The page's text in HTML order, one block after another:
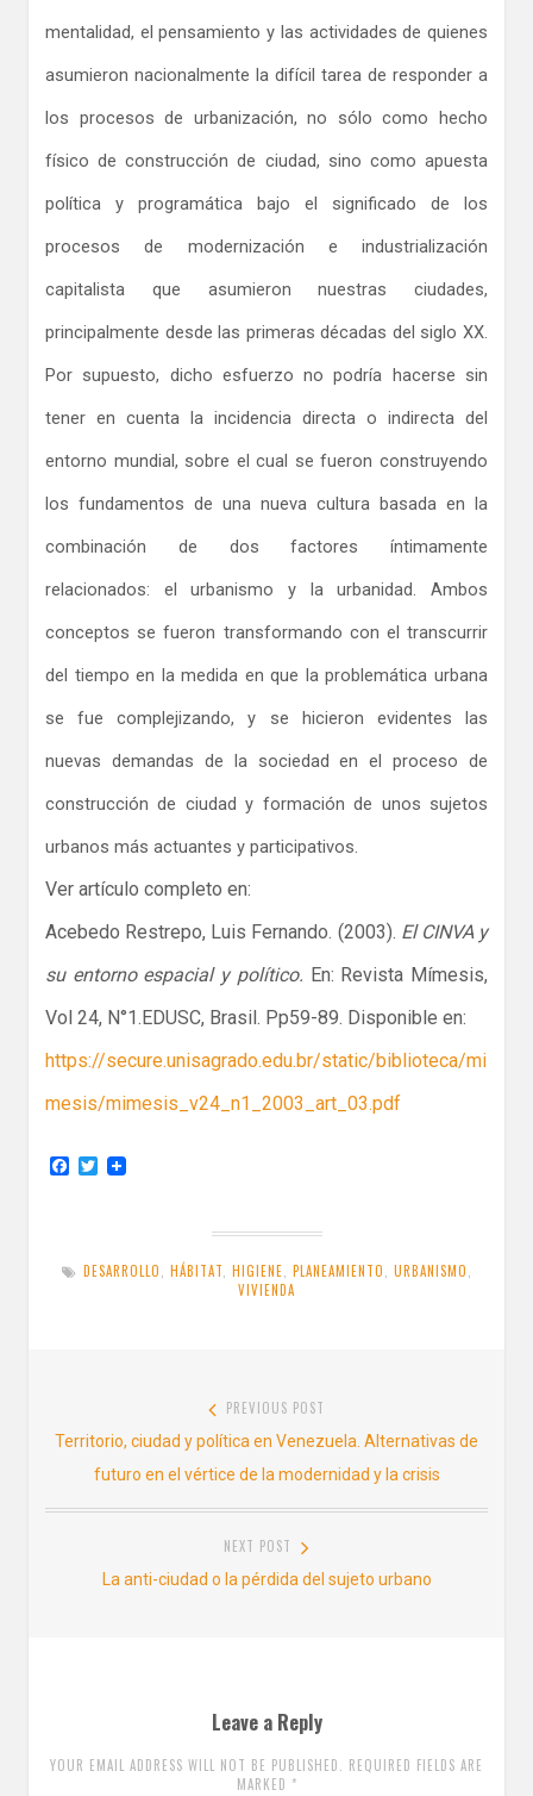
mentalidad, el pensamiento y las actividades de quienes
asumieron nacionalmente la difícil tarea de responder a
los procesos de urbanización, no sólo como hecho
físico de construcción de ciudad, sino como apuesta
política y programática bajo el significado de los
procesos de modernización e industrialización
capitalista que asumieron nuestras ciudades,
principalmente desde las primeras décadas del siglo XX.
Por supuesto, dicho esfuerzo no podría hacerse sin
tener en cuenta la incidencia directa o indirecta del
entorno mundial, sobre el cual se fueron construyendo
los fundamentos de una nueva cultura basada en la
combinación de dos factores íntimamente
relacionados: el urbanismo y la urbanidad. Ambos
conceptos se fueron transformando con el transcurrir
del tiempo en la medida en que la problemática urbana
se fue complejizando, y se hicieron evidentes las
nuevas demandas de la sociedad en el proceso de
construcción de ciudad y formación de unos sujetos
urbanos más actuantes y participativos.
Ver artículo completo en:
Acebedo Restrepo, Luis Fernando. (2003). El CINVA y
su entorno espacial y político. En: Revista Mímesis,
Vol 24, N°1.EDUSC, Brasil. Pp59-89. Disponible en:
https://secure.unisagrado.edu.br/static/biblioteca/mi
mesis/mimesis_v24_n1_2003_art_03.pdf
F
o
T
e
r
DESARROLLO, HÁBITAT, HIGIENE, PLANEAMIENTO, URBANISMO,
VIVIENDA
de
entradas
PREVIOUS POST
Previous
post:
Territorio, ciudad y política en Venezuela. Alternativas de
futuro en el vértice de la modernidad y la crisis
NEXT POST
Next
La anti-ciudad o la pérdida del sujeto urbano
Leave a Reply
YOUR EMAIL ADDRESS WILL NOT BE PUBLISHED. REQUIRED FIELDS ARE
MARKED *